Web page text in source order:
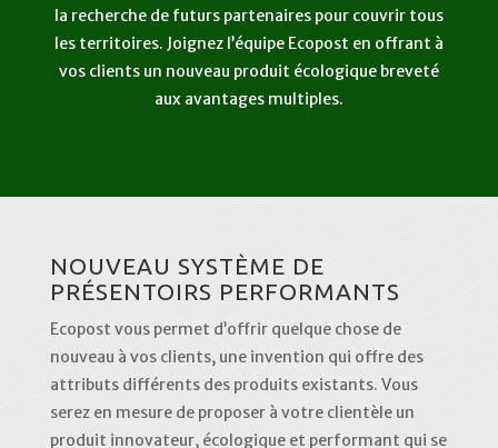
la recherche de futurs partenaires pour couvrir tous
les territoires. Joignez l’équipe Ecopost en offrant à
vos clients un nouveau produit écologique breveté
aux avantages multiples.
NOUVEAU SYSTÈME DE
PRÉSENTOIRS PERFORMANTS
Ecopost vous permet d’offrir quelque chose de
nouveau à vos clients, une invention qui offre des
attributs différents des produits existants. Vous
serez en mesure de proposer à votre clientèle un
produit innovateur, écologique et performant qui se